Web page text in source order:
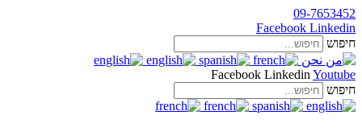
09-7653452
Facebook Linkedin
חיפוש
Facebook Linkedin Youtube
חיפוש